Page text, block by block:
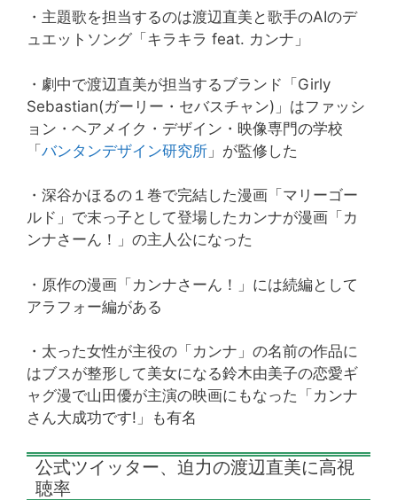
・主題歌を担当するのは渡辺直美と歌手のAIのデ
ュエットソング「キラキラ feat. カンナ」
・劇中で渡辺直美が担当するブランド「Girly
Sebastian(ガーリー・セバスチャン)」はファッシ
ョン・ヘアメイク・デザイン・映像専門の学校
「バンタンデザイン研究所 」が監修した
・深谷かほるの１巻で完結した漫画「マリーゴー
ルド」で末っ子として登場したカンナが漫画「カ
ンナさーん！」の主人公になった
・原作の漫画「カンナさーん！」には続編として
アラフォー編がある
・太った女性が主役の「カンナ」の名前の作品に
はブスが整形して美女になる鈴木由美子の恋愛ギ
ャグ漫で山田優が主演の映画にもなった「カンナ
さん大成功です!」も有名
公式ツイッター、迫力の渡辺直美に高視
聴率